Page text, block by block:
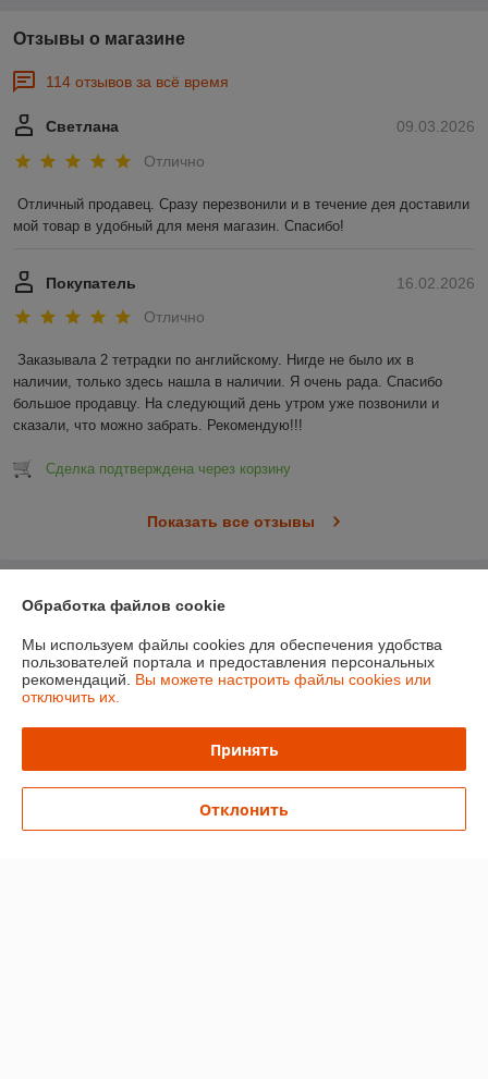
Отзывы о магазине
114 отзывов за всё время
09.03.2026
Светлана
Отлично
Отличный продавец. Сразу перезвонили и в течение дея доставили
мой товар в удобный для меня магазин. Спасибо!
16.02.2026
Покупатель
Отлично
Заказывала 2 тетрадки по английскому. Нигде не было их в
наличии, только здесь нашла в наличии. Я очень рада. Спасибо
большое продавцу. На следующий день утром уже позвонили и
сказали, что можно забрать. Рекомендую!!!
Сделка подтверждена через корзину
Показать все отзывы
Контакты
Доставка и оплата
Обработка файлов cookie
Мы используем файлы cookies для обеспечения удобства
пользователей портала и предоставления персональных
рекомендаций. Вы можете настроить файлы cookies или
отключить их.
Принять
Отклонить